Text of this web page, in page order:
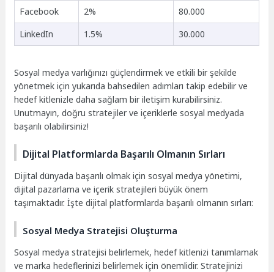
Facebook
2%
80.000
LinkedIn
1.5% 30.000
Sosyal medya varlığınızı güçlendirmek ve etkili bir şekilde
yönetmek için yukarıda bahsedilen adımları takip edebilir ve
hedef kitlenizle daha sağlam bir iletişim kurabilirsiniz.
Unutmayın, doğru stratejiler ve içeriklerle sosyal medyada
başarılı olabilirsiniz!
Dijital Platformlarda Başarılı Olmanın Sırları
Dijital dünyada başarılı olmak için sosyal medya yönetimi,
dijital pazarlama ve içerik stratejileri büyük önem
taşımaktadır. İşte dijital platformlarda başarılı olmanın sırları:
Sosyal Medya Stratejisi Oluşturma
Sosyal medya stratejisi belirlemek, hedef kitlenizi tanımlamak
ve marka hedeflerinizi belirlemek için önemlidir. Stratejinizi